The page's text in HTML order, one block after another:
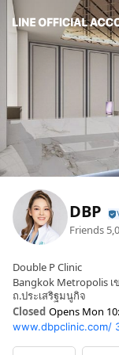
DBP
Friends
Double P Clinic
Bangkok Metropolis
ถ.ประเสริฐมนูกิจ
Closed Opens Mon
SunClosed
Mon10:00 - 18:00
www.dbpclinic.com/